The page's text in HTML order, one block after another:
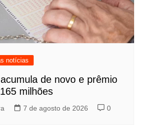
notícias
de novo e prêmio
milhões
7 de agosto de 2026 0